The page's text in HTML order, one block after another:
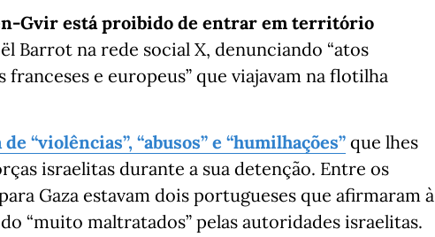
Gvir está proibido de entrar em território
Barrot na rede social X, denunciando “atos
e europeus” que viajavam na flotilha
“violências”, “abusos” e “humilhações” que lhes
israelitas durante a sua detenção. Entre os
Gaza estavam dois portugueses que afirmaram à
“muito maltratados” pelas autoridades israelitas.